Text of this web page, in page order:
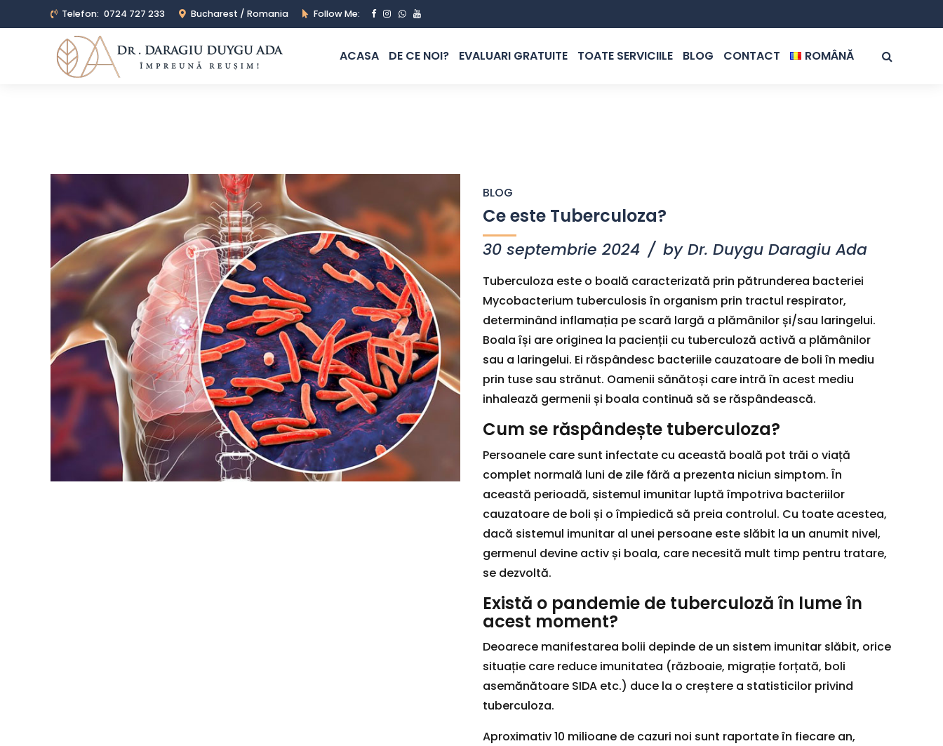
Telefon: 0724 727 233 Bucharest / Romania Follow Me:
ACASA DE CE NOI? EVALUARI GRATUITE TOATE SERVICIILE BLOG CONTACT ROMÂNĂ
BLOG
Ce este Tuberculoza?
30 septembrie 2024 by Dr. Duygu Daragiu Ada
Tuberculoza este o boală caracterizată prin pătrunderea bacteriei
Mycobacterium tuberculosis în organism prin tractul respirator,
determinând inflamația pe scară largă a plămânilor și/sau laringelui.
Boala își are originea la pacienții cu tuberculoză activă a plămânilor
sau a laringelui. Ei răspândesc bacteriile cauzatoare de boli în mediu
prin tuse sau strănut. Oamenii sănătoși care intră în acest mediu
inhalează germenii și boala continuă să se răspândească.
Cum se răspândește tuberculoza?
Persoanele care sunt infectate cu această boală pot trăi o viață
complet normală luni de zile fără a prezenta niciun simptom. În
această perioadă, sistemul imunitar luptă împotriva bacteriilor
cauzatoare de boli și o împiedică să preia controlul. Cu toate acestea,
dacă sistemul imunitar al unei persoane este slăbit la un anumit nivel,
germenul devine activ și boala, care necesită mult timp pentru tratare,
se dezvoltă.
Există o pandemie de tuberculoză în lume în
acest moment?
Deoarece manifestarea bolii depinde de un sistem imunitar slăbit, orice
situație care reduce imunitatea (războaie, migrație forțată, boli
asemănătoare SIDA etc.) duce la o creștere a statisticilor privind
tuberculoza.
Aproximativ 10 milioane de cazuri noi sunt raportate în fiecare an,